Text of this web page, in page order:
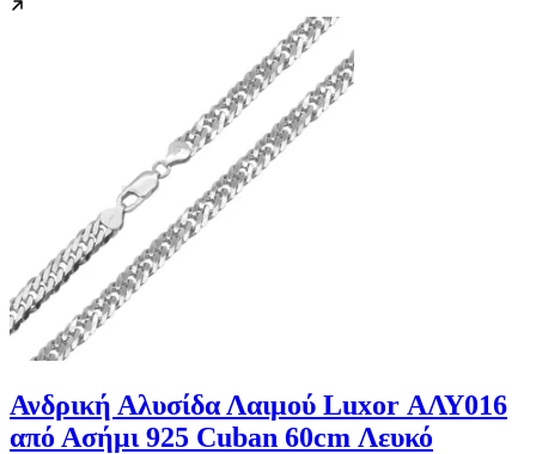
Ανδρική Αλυσίδα Λαιμού Luxor ΑΛΥ016
από Ασήμι 925 Cuban 60cm Λευκό